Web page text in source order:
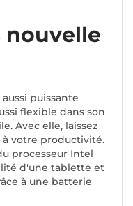
nouvelle
aussi puissante
flexible dans son
Avec elle, laissez
votre productivité.
processeur Intel
d'une tablette et
à une batterie